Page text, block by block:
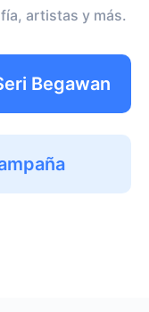
artistas y más.
Begawan